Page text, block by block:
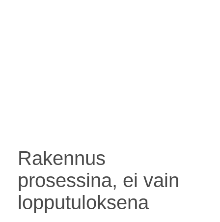
Rakennus
prosessina, ei vain
lopputuloksena